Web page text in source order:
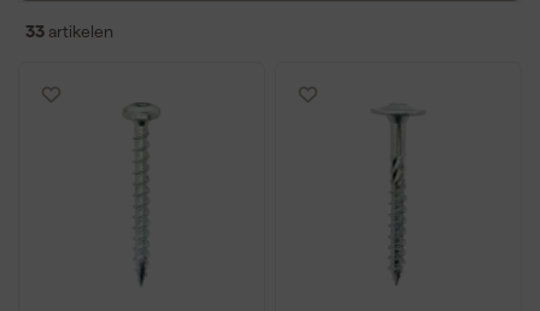
33 artikelen